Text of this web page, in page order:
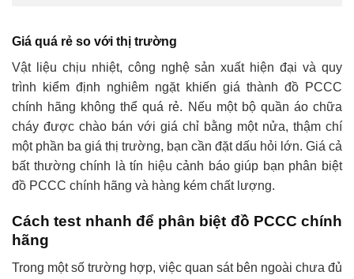
Giá quá rẻ so với thị trường
Vật liệu chịu nhiệt, công nghệ sản xuất hiện đại và quy
trình kiểm định nghiêm ngặt khiến giá thành đồ PCCC
chính hãng không thể quá rẻ. Nếu một bộ quần áo chữa
cháy được chào bán với giá chỉ bằng một nửa, thậm chí
một phần ba giá thị trường, bạn cần đặt dấu hỏi lớn. Giá cả
bất thường chính là tín hiệu cảnh báo giúp bạn phân biệt
đồ PCCC chính hãng và hàng kém chất lượng.
Cách test nhanh để phân biệt đồ PCCC chính
hãng
Trong một số trường hợp, việc quan sát bên ngoài chưa đủ